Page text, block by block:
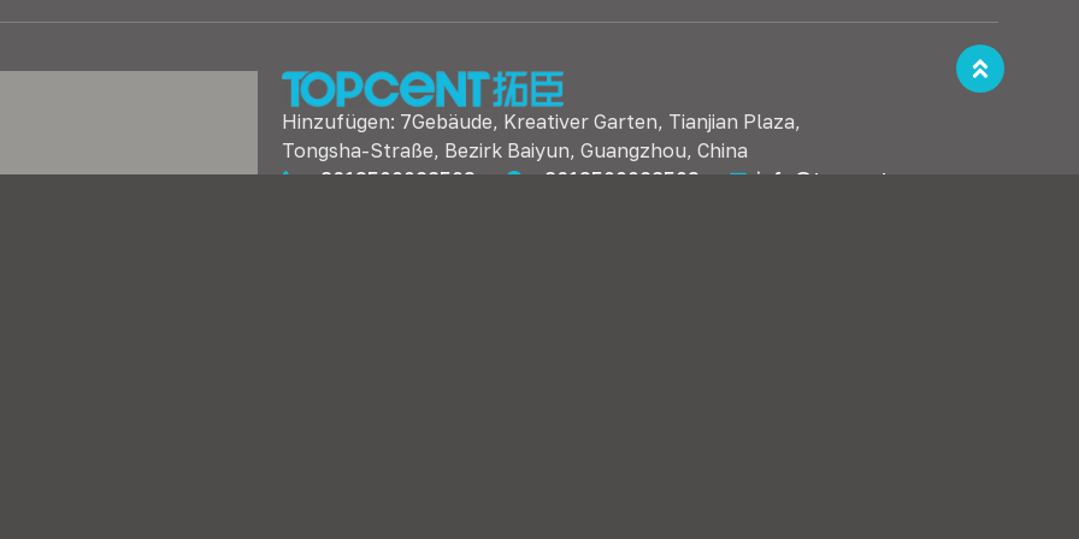
Hinzufügen: 7Gebäude, Kreativer Garten, Tianjian Plaza,
Tongsha-Straße, Bezirk Baiyun, Guangzhou, China
+8613500028503
+8613500028503 info@topcent.com